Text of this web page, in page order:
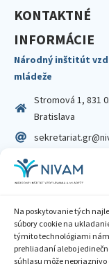
Na poskytovanie tých
súbory cookie na
týmito technológiami
prehliadaní alebo
súhlasu môže
KONTAKTNÉ
INFORMÁCIE
Národný inštitút
mládeže
Stromová 1, 831
Bratislava
IČO: 00164348
DIČ: 2020798714